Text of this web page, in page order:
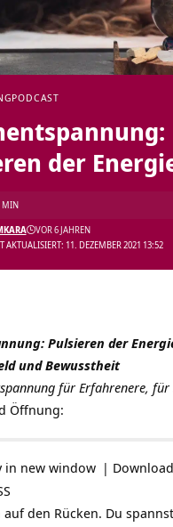
PODCAST
der
AKTUALISIERT: 11. DEZEMBER 2021 13:52
VOR 6 JAHREN
MIN
Pulsieren der
und Bewusstheit
für Erfahrenere,
Öffnung:
in new window | Download
auf den Rücken. Du